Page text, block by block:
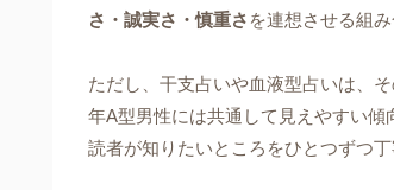
さ・誠実さ・慎重さ を連想させる組
ただし、干支占いや血液型占いは、
年A型男性には共通して見えやすい傾
読者が知りたいところをひとつずつ丁